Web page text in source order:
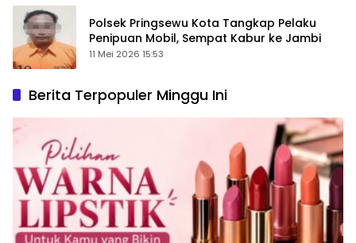
Polsek Pringsewu Kota Tangkap Pelaku
Penipuan Mobil, Sempat Kabur ke Jambi
11 Mei 2026 15:53
Berita Terpopuler Minggu Ini